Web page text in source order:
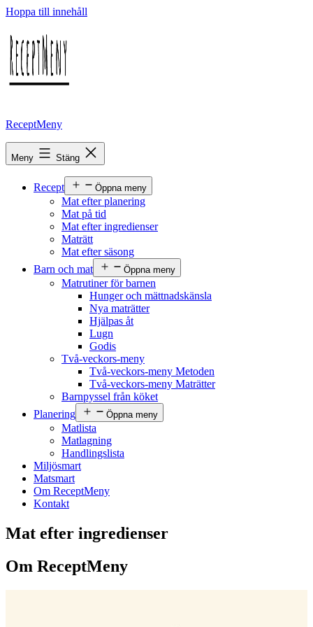
Hoppa till innehåll
ReceptMeny
Meny Stäng
Recept Öppna meny
Mat efter planering
Mat på tid
Mat efter ingredienser
Maträtt
Mat efter säsong
Barn och mat
Öppna meny
Matrutiner för barnen
Hunger och mättnadskänsla
Nya maträtter
Hjälpas åt
Lugn
Godis
Två-veckors-meny
Två-veckors-meny Metoden
Två-veckors-meny Maträtter
Barnpyssel från köket
Planering
Öppna meny
Matlista
Matlagning
Handlingslista
Miljösmart
Matsmart
Om ReceptMeny
Kontakt
Mat efter ingredienser
Om ReceptMeny